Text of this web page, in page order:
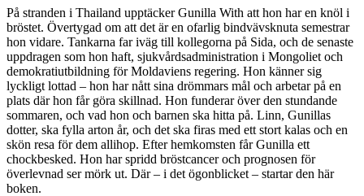
På stranden i Thailand upptäcker Gunilla With att hon har en knöl i
bröstet. Övertygad om att det är en ofarlig bindvävsknuta semestrar
hon vidare. Tankarna far iväg till kollegorna på Sida, och de senaste
uppdragen som hon haft, sjukvårdsadministration i Mongoliet och
demokratiutbildning för Moldaviens regering. Hon känner sig
lyckligt lottad – hon har nått sina drömmars mål och arbetar på en
plats där hon får göra skillnad. Hon funderar över den stundande
sommaren, och vad hon och barnen ska hitta på. Linn, Gunillas
dotter, ska fylla arton år, och det ska firas med ett stort kalas och en
skön resa för dem allihop. Efter hemkomsten får Gunilla ett
chockbesked. Hon har spridd bröstcancer och prognosen för
överlevnad ser mörk ut. Där – i det ögonblicket – startar den här
boken.